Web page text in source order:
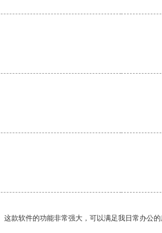
款软件的功能非常强大，可以满足我日常办公